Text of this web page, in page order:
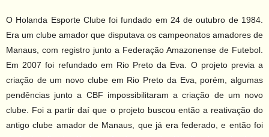
O Holanda Esporte Clube foi fundado em 24 de outubro de 1984.
Era um clube amador que disputava os campeonatos amadores de
Manaus, com registro junto a Federação Amazonense de Futebol.
Em 2007 foi refundado em Rio Preto da Eva. O projeto previa a
criação de um novo clube em Rio Preto da Eva, porém, algumas
pendências junto a CBF impossibilitaram a criação de um novo
clube. Foi a partir daí que o projeto buscou então a reativação do
antigo clube amador de Manaus, que já era federado, e então foi